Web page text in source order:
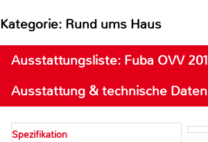
Kategorie: Rund ums Haus
Ausstattungsliste: Fuba OVV 201
Ausstattung & technische Daten
Spezifikation